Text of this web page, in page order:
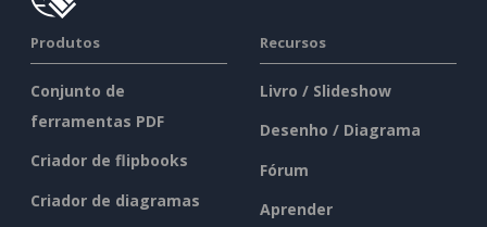
Produtos
Conjunto de
ferramentas PDF
Criador de flipbooks
Criador de diagramas
Recursos
Livro / Slideshow
Desenho / Diagrama
Fórum
Aprender